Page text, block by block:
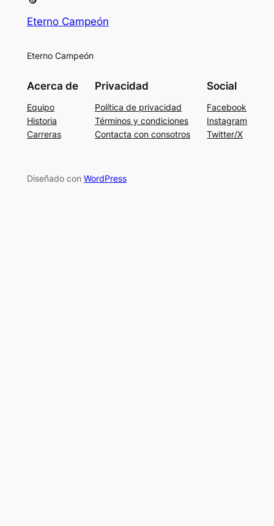
Eterno Campeón
Eterno Campeón
Acerca de
Equipo
Historia
Carreras
Privacidad
Política de privacidad
Términos y condiciones
Contacta con consotros
Social
Facebook
Instagram
Twitter/X
Diseñado con WordPress